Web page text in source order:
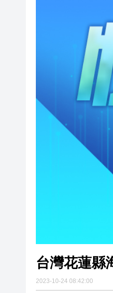
白
陝
港
台灣花蓮縣
2023-10-24 08:42:00